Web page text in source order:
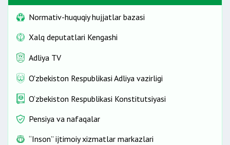
Normativ-huquqiy hujjatlar bazasi
Xalq deputatlari Kengashi
Adliya TV
O'zbekiston Respublikasi Adliya vazirligi
O‘zbekiston Respublikasi Konstitutsiyasi
Pensiya va nafaqalar
“Inson” ijtimoiy xizmatlar markazlari